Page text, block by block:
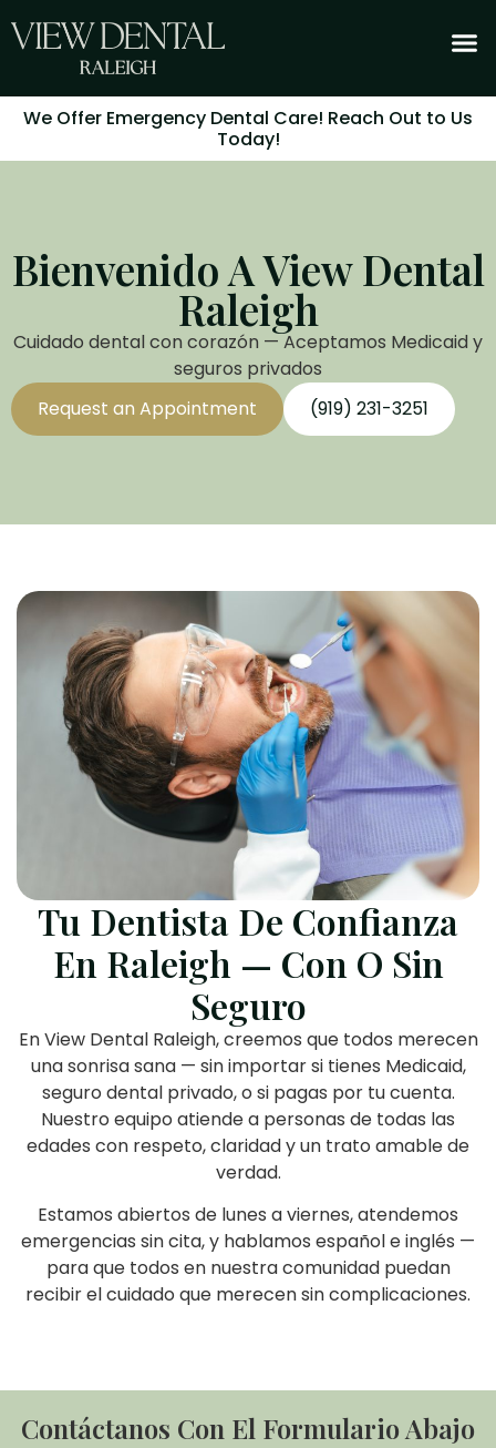
We Offer Emergency Dental Care! Reach Out to Us
Today!
Bienvenido A View Dental
Raleigh
Cuidado dental con corazón — Aceptamos Medicaid y
seguros privados
Request an Appointment
(919) 231-3251
Tu Dentista De Confianza
En Raleigh — Con O Sin
Seguro
En View Dental Raleigh, creemos que todos merecen
una sonrisa sana — sin importar si tienes Medicaid,
seguro dental privado, o si pagas por tu cuenta.
Nuestro equipo atiende a personas de todas las
edades con respeto, claridad y un trato amable de
verdad.
Estamos abiertos de lunes a viernes, atendemos
emergencias sin cita, y hablamos español e inglés —
para que todos en nuestra comunidad puedan
recibir el cuidado que merecen sin complicaciones.
Contáctanos Con El Formulario Abajo